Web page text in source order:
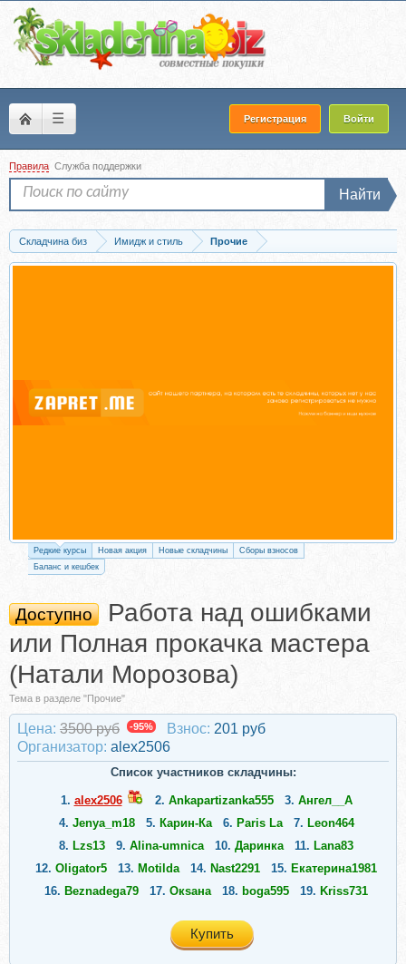
☰ Регистрация Войти
Правила Служба поддержки
Найти
Складчина биз Имидж и стиль
Прочие
Скачать Работа над ошибками или Полная прокачка мастера (Натали Морозова)
Редкие курсы Новая акция Новые складчины
Сборы взносов
Баланс и кешбек
Доступно
Работа над ошибками
или Полная прокачка мастера
(Натали Морозова)
Тема в разделе "Прочие"
Цена: 3500 руб -95% Взнос: 201 руб
Организатор: alex2506
Список участников складчины:
1. alex2506 2. Ankapartizanka555 3. Ангел__А
4. Jenya_m18 5. Карин-Ка 6. Paris La 7. Leon464
8. Lzs13 9. Alina-umnica 10. Даринка 11. Lana83
12. Oligator5 13. Motilda 14. Nast2291 15. Екатерина1981
16. Beznadega79 17. Окsана 18. boga595 19. Kriss731
Купить